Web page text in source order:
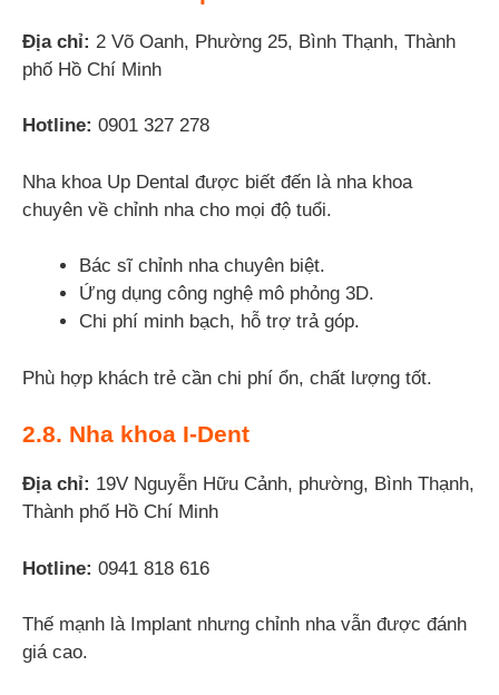
Địa chỉ: 2 Võ Oanh, Phường 25, Bình Thạnh, Thành
phố Hồ Chí Minh
Hotline: 0901 327 278
Nha khoa Up Dental được biết đến là nha khoa
chuyên về chỉnh nha cho mọi độ tuổi.
Bác sĩ chỉnh nha chuyên biệt.
Ứng dụng công nghệ mô phỏng 3D.
Chi phí minh bạch, hỗ trợ trả góp.
Phù hợp khách trẻ cần chi phí ổn, chất lượng tốt.
2.8. Nha khoa I-Dent
Địa chỉ: 19V Nguyễn Hữu Cảnh, phường, Bình Thạnh,
Thành phố Hồ Chí Minh
Hotline: 0941 818 616
Thế mạnh là Implant nhưng chỉnh nha vẫn được đánh
giá cao.